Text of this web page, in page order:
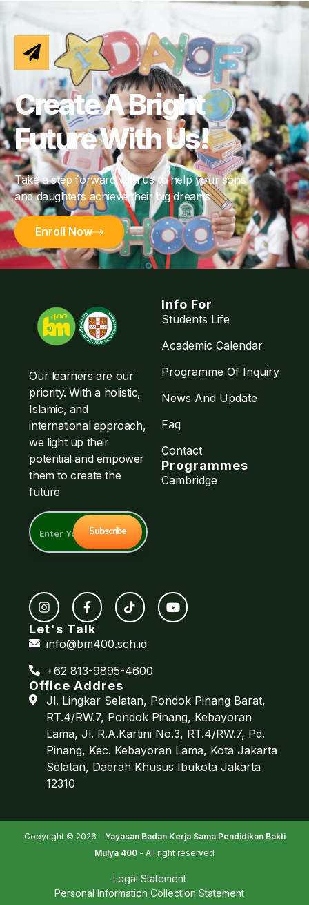
Create A Bright
Future With Us!
Take a step forward with us to help your sons
and daughters achieve their big dreams
Enroll Now
Our learners are our
priority. With a holistic,
Islamic, and
international approach,
we light up their
potential and empower
them to create the
future
Info For
Students Life
Academic Calendar
Programme Of Inquiry
News And Update
Faq
Contact
Programmes
Cambridge
Let's Talk
info@bm400.sch.id
+62 813-9895-4600
Office Addres
Jl. Lingkar Selatan, Pondok Pinang Barat,
RT.4/RW.7, Pondok Pinang, Kebayoran
Lama, Jl. R.A.Kartini No.3, RT.4/RW.7, Pd.
Pinang, Kec. Kebayoran Lama, Kota Jakarta
Selatan, Daerah Khusus Ibukota Jakarta
12310
Copyright © 2026 - Yayasan Badan Kerja Sama Pendidikan Bakti
Mulya 400 - All right reserved
Legal Statement
Personal Information Collection Statement